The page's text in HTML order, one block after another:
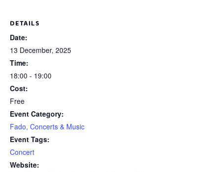
DETAILS
Date:
13 December, 2025
Time:
18:00 - 19:00
Cost:
Free
Event Category:
Fado, Concerts & Music
Event Tags:
Concert
Website: